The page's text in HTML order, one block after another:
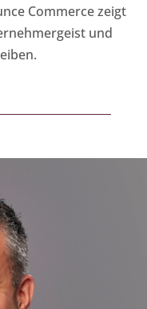
Commerce zeigt
und